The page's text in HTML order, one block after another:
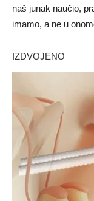
naš junak naučio,
imamo, a ne u